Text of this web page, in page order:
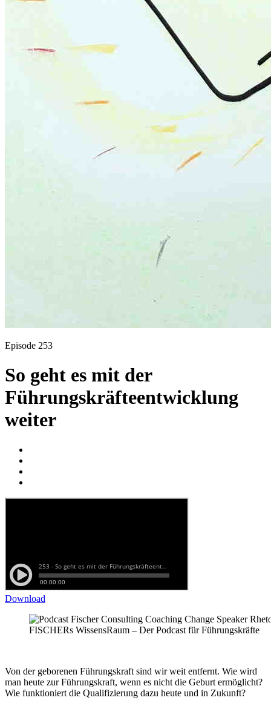
Episode 253
So geht es mit der
Führungskräfteentwicklung
weiter
Download
FISCHERs WissensRaum – Der Podcast für Führungskräfte
Von der geborenen Führungskraft sind wir weit entfernt. Wie wird
man heute zur Führungskraft, wenn es nicht die Geburt ermöglicht?
Wie funktioniert die Qualifizierung dazu heute und in Zukunft?